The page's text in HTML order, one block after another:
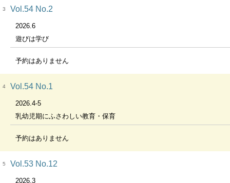
3 Vol.54 No.2
2026.6
遊びは学び
予約はありません
4 Vol.54 No.1
2026.4-5
乳幼児期にふさわしい教育・保育
予約はありません
5 Vol.53 No.12
2026.3